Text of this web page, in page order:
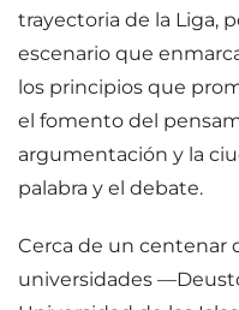
trayectoria de la Liga,
escenario que
los principios que
el fomento del
argumentación y la
palabra y el debate.
Cerca de un centenar
universidades